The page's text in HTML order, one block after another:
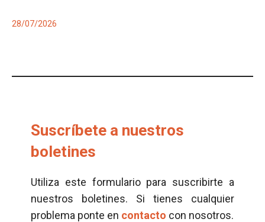
28/07/2026
Suscríbete a nuestros
boletines
Utiliza este formulario para suscribirte a
nuestros boletines. Si tienes cualquier
problema ponte en contacto con nosotros.